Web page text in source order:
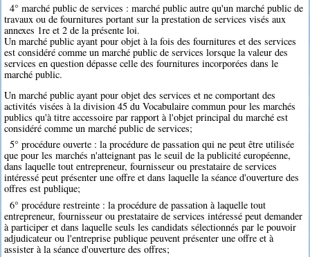
4° marché public de services : marché public autre qu'un marché public de
travaux ou de fournitures portant sur la prestation de services visés aux
annexes 1re et 2 de la présente loi.
Un marché public ayant pour objet à la fois des fournitures et des services
est considéré comme un marché public de services lorsque la valeur des
services en question dépasse celle des fournitures incorporées dans le
marché public.
Un marché public ayant pour objet des services et ne comportant des
activités visées à la division 45 du Vocabulaire commun pour les marchés
publics qu'à titre accessoire par rapport à l'objet principal du marché est
considéré comme un marché public de services;
5° procédure ouverte : la procédure de passation qui ne peut être utilisée
que pour les marchés n'atteignant pas le seuil de la publicité européenne,
dans laquelle tout entrepreneur, fournisseur ou prestataire de services
intéressé peut présenter une offre et dans laquelle la séance d'ouverture des
offres est publique;
6° procédure restreinte : la procédure de passation à laquelle tout
entrepreneur, fournisseur ou prestataire de services intéressé peut demander
à participer et dans laquelle seuls les candidats sélectionnés par le pouvoir
adjudicateur ou l'entreprise publique peuvent présenter une offre et à
assister à la séance d'ouverture des offres;